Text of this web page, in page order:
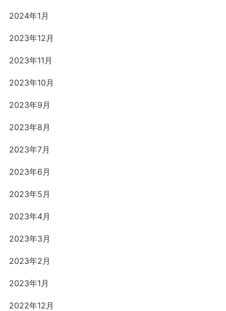
2024年1月
2023年12月
2023年11月
2023年10月
2023年9月
2023年8月
2023年7月
2023年6月
2023年5月
2023年4月
2023年3月
2023年2月
2023年1月
2022年12月